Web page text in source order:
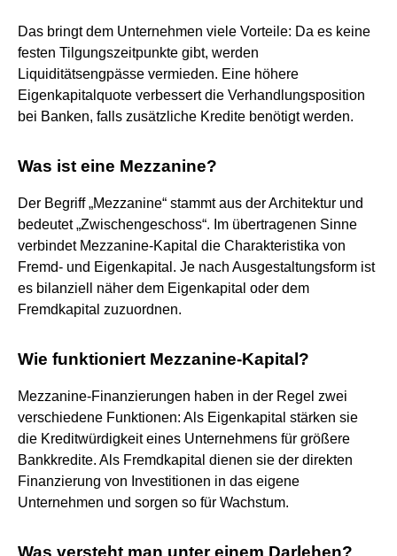
Das bringt dem Unternehmen viele Vorteile: Da es keine
festen Tilgungszeitpunkte gibt, werden
Liquiditätsengpässe vermieden. Eine höhere
Eigenkapitalquote verbessert die Verhandlungsposition
bei Banken, falls zusätzliche Kredite benötigt werden.
Was ist eine Mezzanine?
Der Begriff „Mezzanine“ stammt aus der Architektur und
bedeutet „Zwischengeschoss“. Im übertragenen Sinne
verbindet Mezzanine-Kapital die Charakteristika von
Fremd- und Eigenkapital. Je nach Ausgestaltungsform ist
es bilanziell näher dem Eigenkapital oder dem
Fremdkapital zuzuordnen.
Wie funktioniert Mezzanine-Kapital?
Mezzanine-Finanzierungen haben in der Regel zwei
verschiedene Funktionen: Als Eigenkapital stärken sie
die Kreditwürdigkeit eines Unternehmens für größere
Bankkredite. Als Fremdkapital dienen sie der direkten
Finanzierung von Investitionen in das eigene
Unternehmen und sorgen so für Wachstum.
Was versteht man unter einem Darlehen?